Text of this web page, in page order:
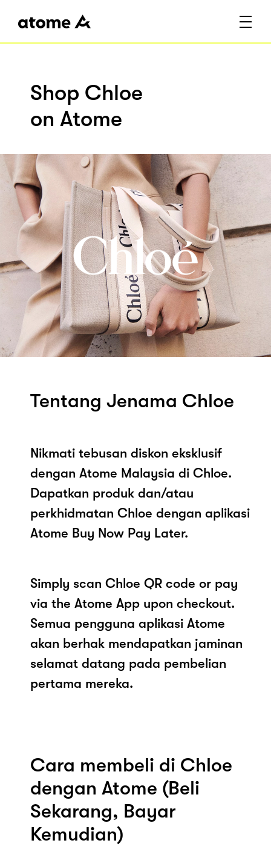
Shop Chloe
on Atome
Tentang Jenama Chloe
Nikmati tebusan diskon eksklusif
dengan Atome Malaysia di Chloe.
Dapatkan produk dan/atau
perkhidmatan Chloe dengan aplikasi
Atome Buy Now Pay Later.
Simply scan Chloe QR code or pay
via the Atome App upon checkout.
Semua pengguna aplikasi Atome
akan berhak mendapatkan jaminan
selamat datang pada pembelian
pertama mereka.
Cara membeli di Chloe
dengan Atome (Beli
Sekarang, Bayar
Kemudian)